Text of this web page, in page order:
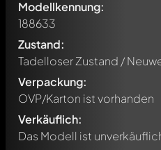
Modellkennung:
188633
Zustand:
Tadelloser Zustand /
Verpackung:
OVP/Karton ist vorhanden
Verkäuflich:
Das Modell ist